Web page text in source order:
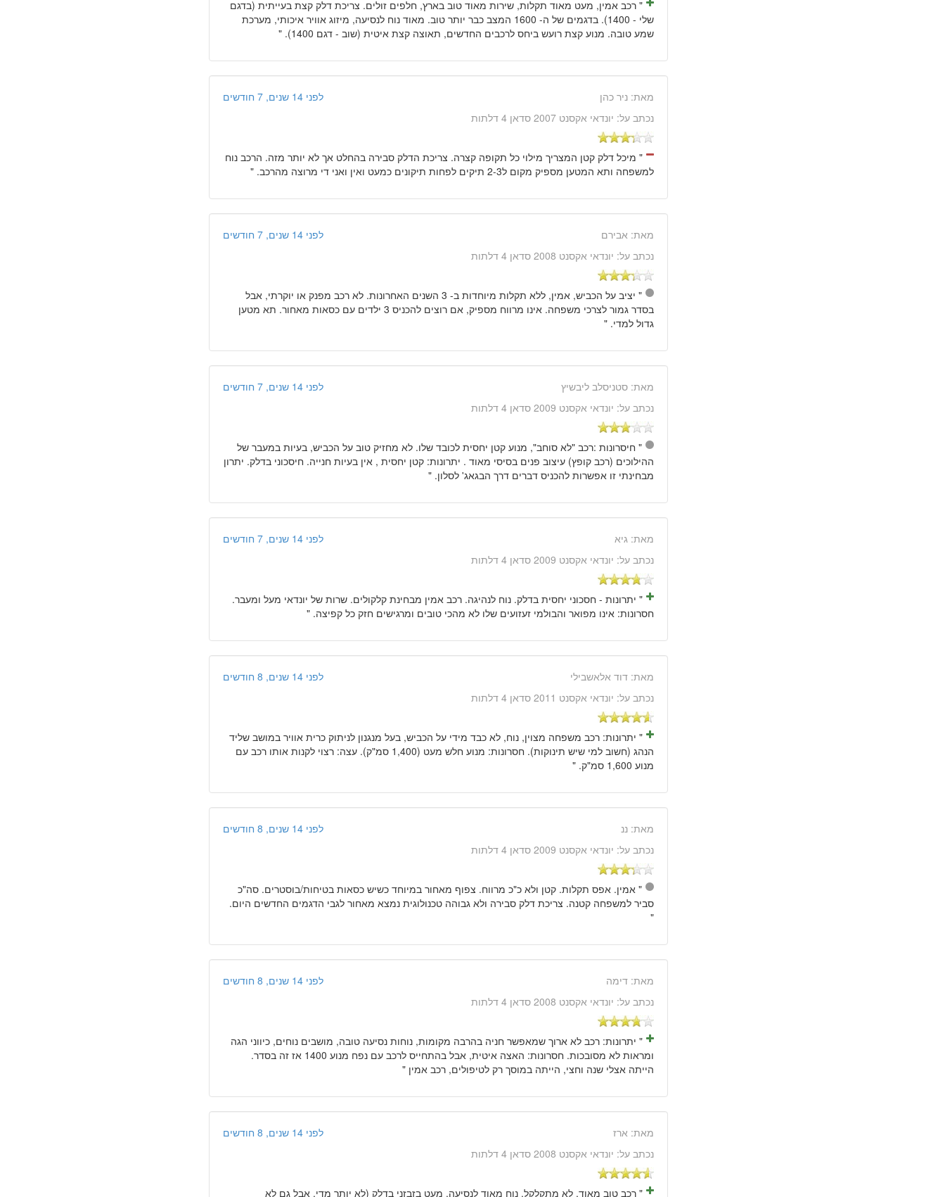
" רכב אמין, מעט מאוד תקלות, שירות מאוד טוב בארץ, חלפים זולים. צריכת דלק קצת בעייתית (בדגם
שלי - 1400). בדגמים של ה- 1600 המצב כבר יותר טוב. מאוד נוח לנסיעה, מיזוג אוויר איכותי, מערכת
שמע טובה. מנוע קצת רועש ביחס לרכבים החדשים, תאוצה קצת איטית (שוב - דגם 1400). "
מאת:ניר כהן
לפני 14 שנים, 7 חודשים
נכתב על: יונדאי אקסנט 2007 סדאן 4 דלתות
" מיכל דלק קטן המצריך מילוי כל תקופה קצרה. צריכת הדלק סבירה בהחלט אך לא יותר מזה. הרכב נוח
למשפחה ותא המטען מספיק מקום ל2-3 תיקים לפחות תיקונים כמעט ואין ואני די מרוצה מהרכב. "
מאת:אבירם
לפני 14 שנים, 7 חודשים
נכתב על: יונדאי אקסנט 2008 סדאן 4 דלתות
" יציב על הכביש, אמין, ללא תקלות מיוחדות ב- 3 השנים האחרונות. לא רכב מפנק או יוקרתי, אבל
בסדר גמור לצרכי משפחה. אינו מרווח מספיק, אם רוצים להכניס 3 ילדים עם כסאות מאחור. תא מטען
גדול למדי. "
מאת:סטניסלב ליבשיץ
לפני 14 שנים, 7 חודשים
נכתב על: יונדאי אקסנט 2009 סדאן 4 דלתות
" חיסרונות :רכב "לא סוחב", מנוע קטן יחסית לכובד שלו. לא מחזיק טוב על הכביש, בעיות במעבר של
ההילוכים (רכב קופץ) עיצוב פנים בסיסי מאוד . יתרונות: קטן יחסית , אין בעיות חנייה. חיסכוני בדלק. יתרון
מבחינתי זו אפשרות להכניס דברים דרך הבגאג' לסלון. "
מאת:גיא
לפני 14 שנים, 7 חודשים
נכתב על: יונדאי אקסנט 2009 סדאן 4 דלתות
" יתרונות - חסכוני יחסית בדלק. נוח לנהיגה. רכב אמין מבחינת קלקולים. שרות של יונדאי מעל ומעבר.
חסרונות: אינו מפואר והבולמי זעזועים שלו לא מהכי טובים ומרגישים חזק כל קפיצה. "
מאת:דוד אלאשבילי
לפני 14 שנים, 8 חודשים
נכתב על: יונדאי אקסנט 2011 סדאן 4 דלתות
" יתרונות: רכב משפחה מצוין, נוח, לא כבד מידי על הכביש, בעל מנגנון לניתוק כרית אוויר במושב שליד
הנהג (חשוב למי שיש תינוקות). חסרונות: מנוע חלש מעט (1,400 סמ"ק). עצה: רצוי לקנות אותו רכב עם
מנוע 1,600 סמ"ק. "
מאת:ננ
לפני 14 שנים, 8 חודשים
נכתב על: יונדאי אקסנט 2009 סדאן 4 דלתות
" אמין. אפס תקלות. קטן ולא כ"כ מרווח. צפוף מאחור במיוחד כשיש כסאות בטיחות/בוסטרים. סה"כ
סביר למשפחה קטנה. צריכת דלק סבירה ולא גבוהה טכנולוגית נמצא מאחור לגבי הדגמים החדשים היום.
"
מאת:דימה
לפני 14 שנים, 8 חודשים
נכתב על: יונדאי אקסנט 2008 סדאן 4 דלתות
" יתרונות: רכב לא ארוך שמאפשר חניה בהרבה מקומות, נוחות נסיעה טובה, מושבים נוחים, כיווני הגה
ומראות לא מסובכות. חסרונות: האצה איטית, אבל בהתחייס לרכב עם נפח מנוע 1400 אז זה בסדר.
הייתה אצלי שנה וחצי, הייתה במוסך רק לטיפולים, רכב אמין "
מאת:ארז
לפני 14 שנים, 8 חודשים
נכתב על: יונדאי אקסנט 2008 סדאן 4 דלתות
" רכב טוב מאוד, לא מתקלקל. נוח מאוד לנסיעה. מעט בזבזני בדלק (לא יותר מדי, אבל גם לא